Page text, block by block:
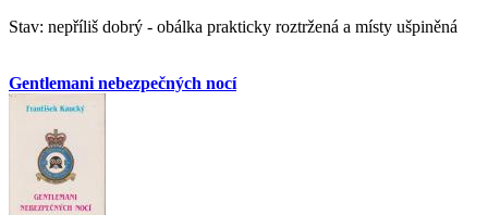
Stav: nepříliš dobrý - obálka prakticky roztržená a místy ušpiněná
Gentlemani nebezpečných nocí